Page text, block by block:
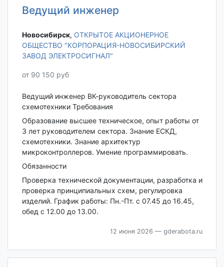
Ведущий инженер
Новосибирск‎, ОТКРЫТОЕ АКЦИОНЕРНОЕ
ОБЩЕСТВО "КОРПОРАЦИЯ-НОВОСИБИРСКИЙ
ЗАВОД ЭЛЕКТРОСИГНАЛ"
от 90 150 руб
Ведущий инженер ВК-руководитель сектора
схемотехники Требования
Образование высшее техническое, опыт работы от
3 лет руководителем сектора. Знание ЕСКД,
схемотехники. Знание архитектур
микроконтроллеров. Умение программировать.
Обязанности
Проверка технической документации, разработка и
проверка принципиальных схем, регулировка
изделий. График работы: Пн.-Пт. с 07.45 до 16.45,
обед с 12.00 до 13.00.
12 июня 2026 — gderabota.ru